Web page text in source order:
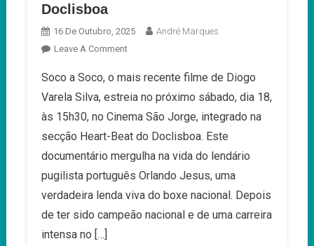
Doclisboa
16 De Outubro, 2025
André Marques
Leave A CommentOn
A
Soco’
Estreia
Soco a Soco, o mais recente filme de Diogo
Varela Silva, estreia no próximo sábado, dia 18,
às 15h30, no Cinema São Jorge, integrado na
secção Heart-Beat do Doclisboa. Este
documentário mergulha na vida do lendário
pugilista português Orlando Jesus, uma
verdadeira lenda viva do boxe nacional. Depois
de ter sido campeão nacional e de uma carreira
intensa no […]